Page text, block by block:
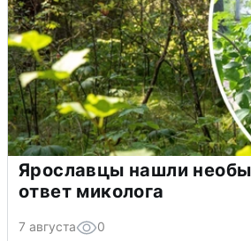
Ярославцы нашли
ответ миколога
7 августа 0